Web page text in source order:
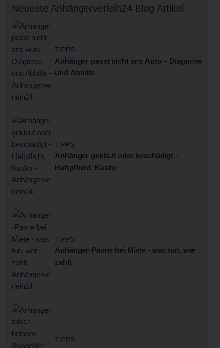
Neueste Anhängerverleih24 Blog Artikel
TIPPS
Anhänger passt nicht ans Auto – Diagnose
und Abhilfe
TIPPS
Anhänger geklaut oder beschädigt -
Haftpflicht, Kasko
TIPPS
Anhänger-Panne bei Miete - was tun, wer
zahlt
TIPPS